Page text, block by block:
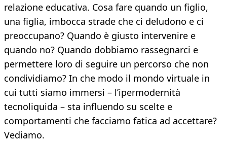
relazione educativa. Cosa fare quando un figlio,
una figlia, imbocca strade che ci deludono e ci
preoccupano? Quando è giusto intervenire e
quando no? Quando dobbiamo rassegnarci e
permettere loro di seguire un percorso che non
condividiamo? In che modo il mondo virtuale in
cui tutti siamo immersi – l’ipermodernità
tecnoliquida – sta influendo su scelte e
comportamenti che facciamo fatica ad accettare?
Vediamo.